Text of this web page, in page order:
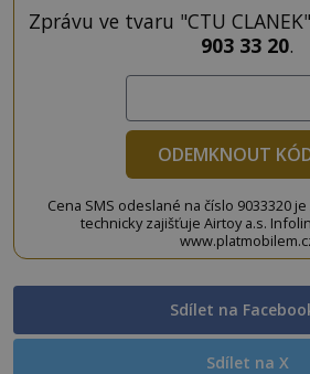
Zprávu ve tvaru "CTU
903 33 20.
ODEMKNOUT
Cena SMS odeslané na číslo 9033320 je
technicky zajišťuje Airtoy a.s.
Sdílet na
Sdílet na X